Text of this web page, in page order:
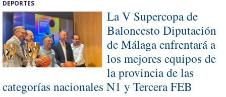
DEPORTES
La V Supercopa de
Baloncesto Diputación
de Málaga enfrentará a
los mejores equipos de
la provincia de las
categorías nacionales N1 y Tercera FEB